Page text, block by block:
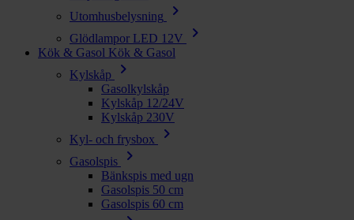
Utomhusbelysning chevron_right
Glödlampor LED 12V chevron_right
Kök & Gasol Kök & Gasol
Kylskåp
chevron_right
Gasolkylskåp
Kylskåp 12/24V
Kylskåp 230V
Kyl- och frysbox
chevron_right
Gasolspis chevron_right
Bänkspis med ugn
Gasolspis 50 cm
Gasolspis 60 cm